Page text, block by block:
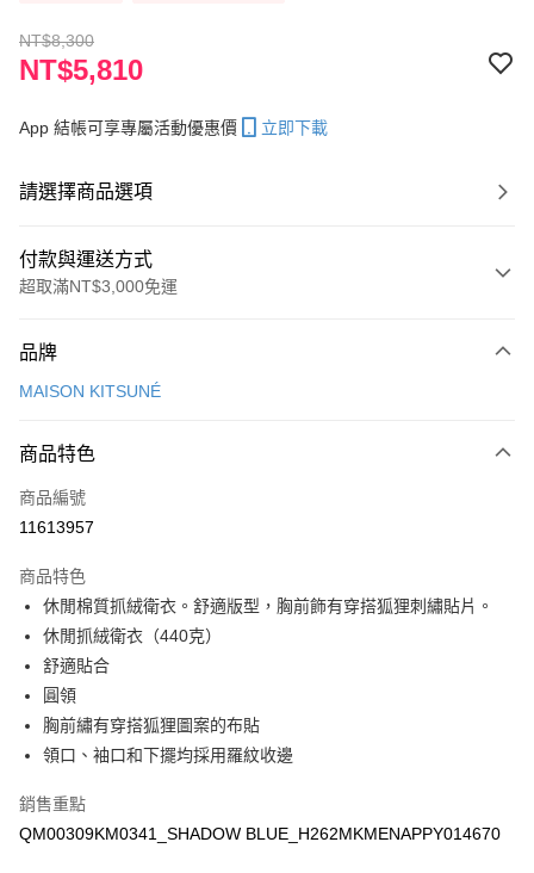
NT$8,300
NT$5,810
App 結帳可享專屬活動優惠價 立即下載
請選擇商品選項
付款與運送方式
超取滿NT$3,000免運
信用卡一次付款
ATM付款
每筆NT$100，滿NT$3,000(含以上)免運費
付款後萊爾富取貨
每筆NT$100
付款後7-11取貨
每筆NT$100，滿NT$3,000(含以上)免運費
每筆NT$100，滿NT$3,000(含以上)免運費
品牌
MAISON KITSUNÉ
商品特色
商品編號
11613957
商品特色
休閒棉質抓絨衛衣。舒適版型，胸前飾有穿搭狐狸刺繡貼片。
休閒抓絨衛衣（440克）
舒適貼合
圓領
胸前繡有穿搭狐狸圖案的布貼
領口、袖口和下擺均採用羅紋收邊
銷售重點
QM00309KM0341_SHADOW BLUE_H262MKMENAPPY014670